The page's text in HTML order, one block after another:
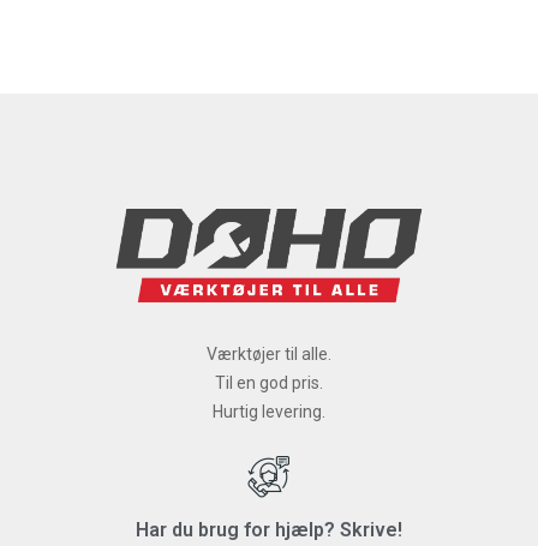
Værktøjer til alle.
Til en god pris.
Hurtig levering.
Har du brug for hjælp? Skrive!